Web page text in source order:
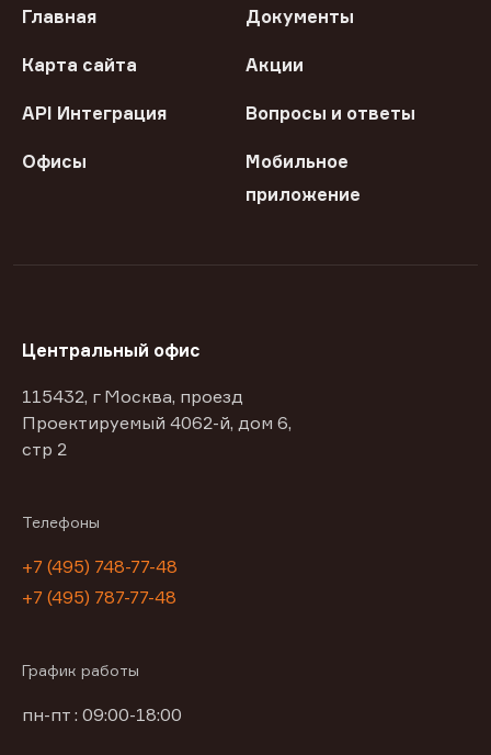
Главная Документы
Карта сайта Акции
API Интеграция Вопросы и ответы
Офисы
Мобильное
приложение
Центральный офис
115432, г Москва, проезд
Проектируемый 4062-й, дом 6,
стр 2
Телефоны
+7 (495) 748-77-48
+7 (495) 787-77-48
График работы
пн-пт : 09:00-18:00